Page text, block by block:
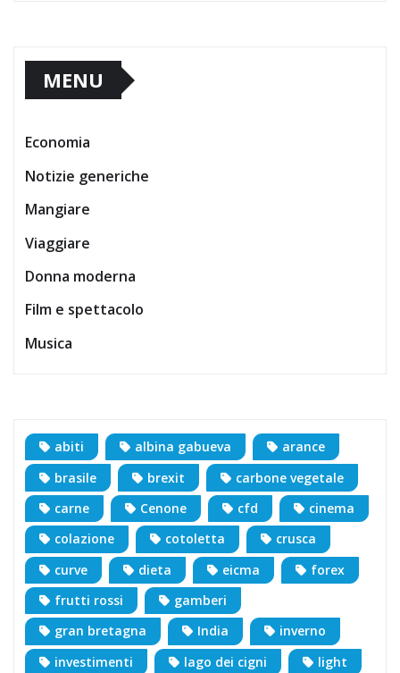
MENU
Economia
Notizie generiche
Mangiare
Viaggiare
Donna moderna
Film e spettacolo
Musica
abiti albina gabueva
arance
brasile
brexit
carbone vegetale
carne
Cenone cfd
cinema
colazione
cotoletta
crusca
curve
dieta eicma
forex
frutti rossi
gamberi
gran bretagna
India
inverno
investimenti
lago dei cigni
light